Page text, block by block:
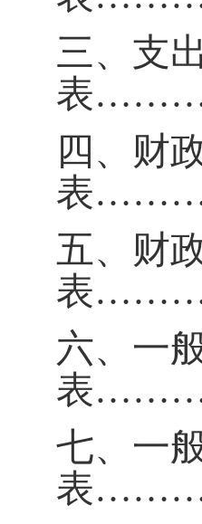
三、支
表
四、财
表
五、财
表
六、一
表
七、一
表